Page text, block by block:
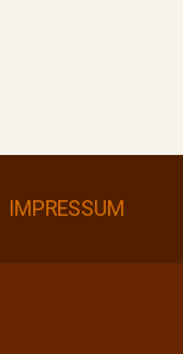
IMPRESSUM